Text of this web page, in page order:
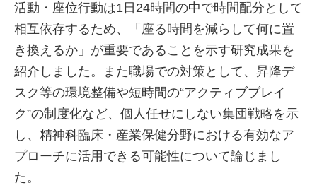
活動・座位行動は1日24時間の中で時間配分として
相互依存するため、「座る時間を減らして何に置
き換えるか」が重要であることを示す研究成果を
紹介しました。また職場での対策として、昇降デ
スク等の環境整備や短時間の“アクティブブレイ
ク”の制度化など、個人任せにしない集団戦略を示
し、精神科臨床・産業保健分野における有効なア
プローチに活用できる可能性について論じまし
た。